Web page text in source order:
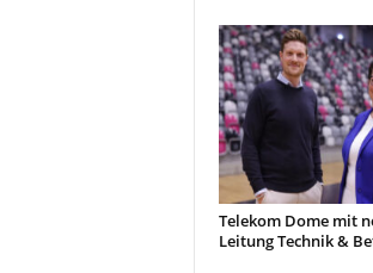
Telekom Dome mit
Leitung Technik &